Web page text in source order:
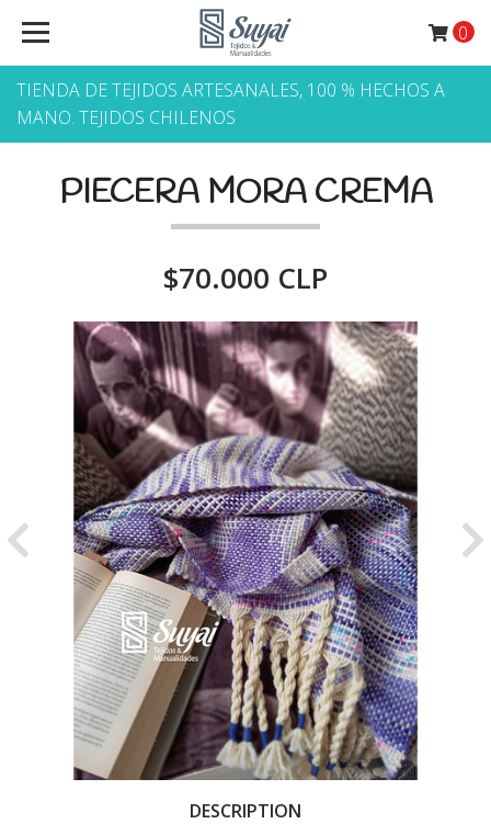
TIENDA DE TEJIDOS ARTESANALES, 100 % HECHOS A
MANO. TEJIDOS CHILENOS
0
PIECERA MORA CREMA
$70.000 CLP
Previous
DESCRIPTION